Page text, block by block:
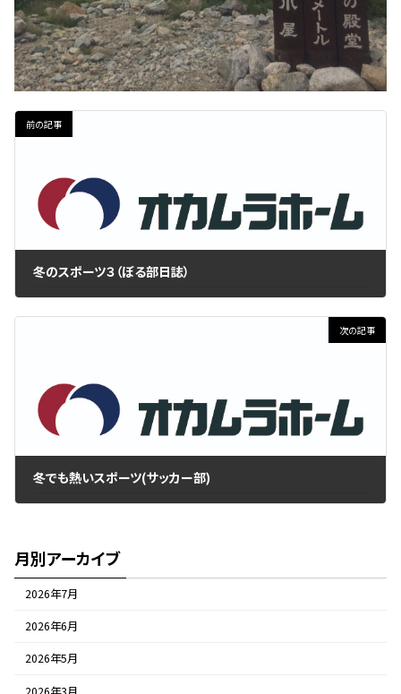
前の記事
冬のスポーツ３（ぼる部日誌）
次の記事
冬でも熱いスポーツ(サッカー部)
月別アーカイブ
2026年7月
2026年6月
2026年5月